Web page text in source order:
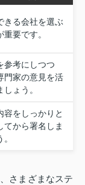
きる会社を選ぶ
重要です。
参考にしつつ
門家の意見を活
しょう。
容をしっかりと
てから署名しま
さまざまなステ